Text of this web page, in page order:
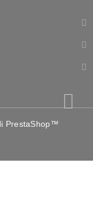
PrestaShop™